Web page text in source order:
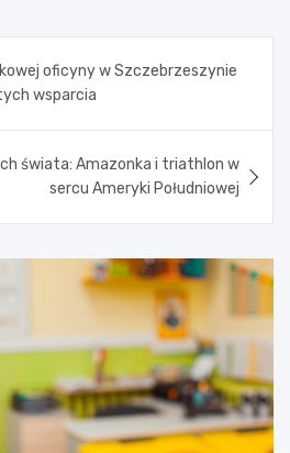
oficyny w Szczebrzeszynie
wsparcia
świata: Amazonka i triathlon w
sercu Ameryki Południowej